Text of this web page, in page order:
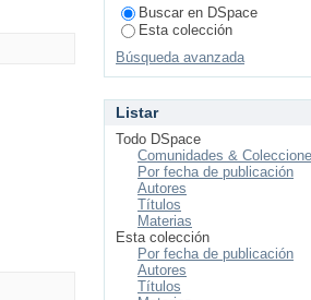
Buscar en DSpace
Esta colección
Búsqueda avanzada
Listar
Todo DSpace
Comunidades &
Por fecha de publicación
Autores
Títulos
Materias
Esta colección
Por fecha de publicación
Autores
Títulos